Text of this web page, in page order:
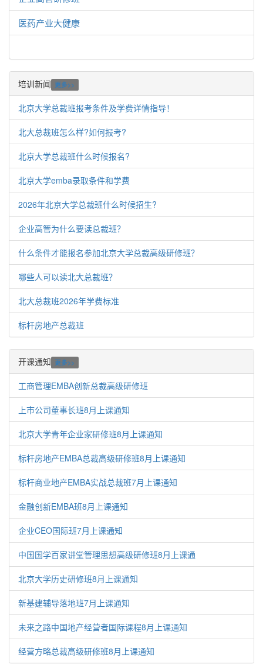
医药产业大健康
培训新闻 更多>>
北京大学总裁班报考条件及学费详情指导！
北大总裁班怎么样?如何报考?
北京大学总裁班什么时候报名?
北京大学emba录取条件和学费
2026年北京大学总裁班什么时候招生?
企业高管为什么要读总裁班？
什么条件才能报名参加北京大学总裁高级研修班？
哪些人可以读北大总裁班？
北大总裁班2026年学费标准
标杆房地产总裁班
开课通知 更多>>
工商管理EMBA创新总裁高级研修班
上市公司董事长班8月上课通知
北京大学青年企业家研修班8月上课通知
标杆房地产EMBA总裁高级研修班8月上课通知
标杆商业地产EMBA实战总裁班7月上课通知
金融创新EMBA班8月上课通知
企业CEO国际班7月上课通知
中国国学百家讲堂管理思想高级研修班8月上课通
北京大学历史研修班8月上课通知
新基建辅导落地班7月上课通知
未来之路中国地产经营者国际课程8月上课通知
经营方略总裁高级研修班8月上课通知